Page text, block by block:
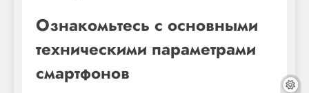
Ознакомьтесь с основными
техническими параметрами
смартфонов